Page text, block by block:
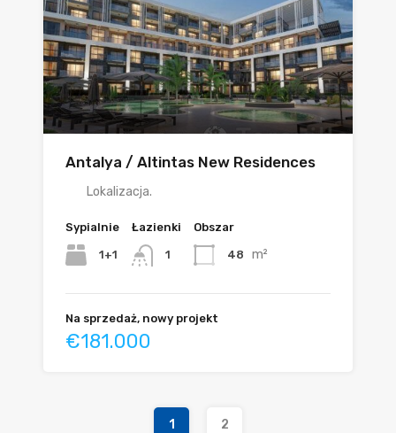
Antalya / Altintas New Residences
Lokalizacja.
Sypialnie
1+1
Łazienki
1
Obszar
48 m²
Na sprzedaż, nowy projekt
€181.000
1 2